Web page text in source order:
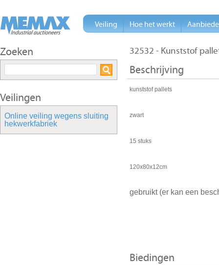
32532 - Kunststof
Beschrijving
kunststof pallets
zwart
15 stuks
120x80x12cm
gebruikt (er kan een
Biedingen
Zoeken
Veilingen
Online veiling wegens sluiting
hekwerkfabriek
Veiling Hoe het werkt